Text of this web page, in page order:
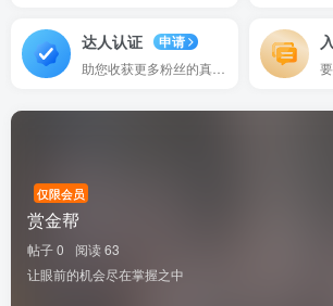
达人认证
申请
仅限会员
赏金帮
帖子 0
阅读 63
让眼前的机会尽在掌握之中